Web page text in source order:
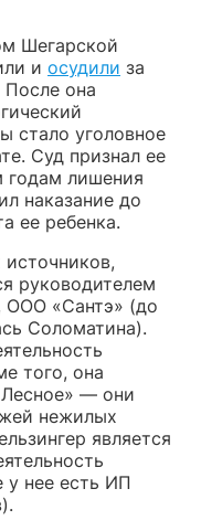
Шегарской
и осудили за
она
стало уголовное
Суд признал ее
годам лишения
наказание до
ее ребенка.
руководителем
ООО «Сантэ» (до
Соломатина).
того, она
— они
нежилых
является
у нее есть ИП